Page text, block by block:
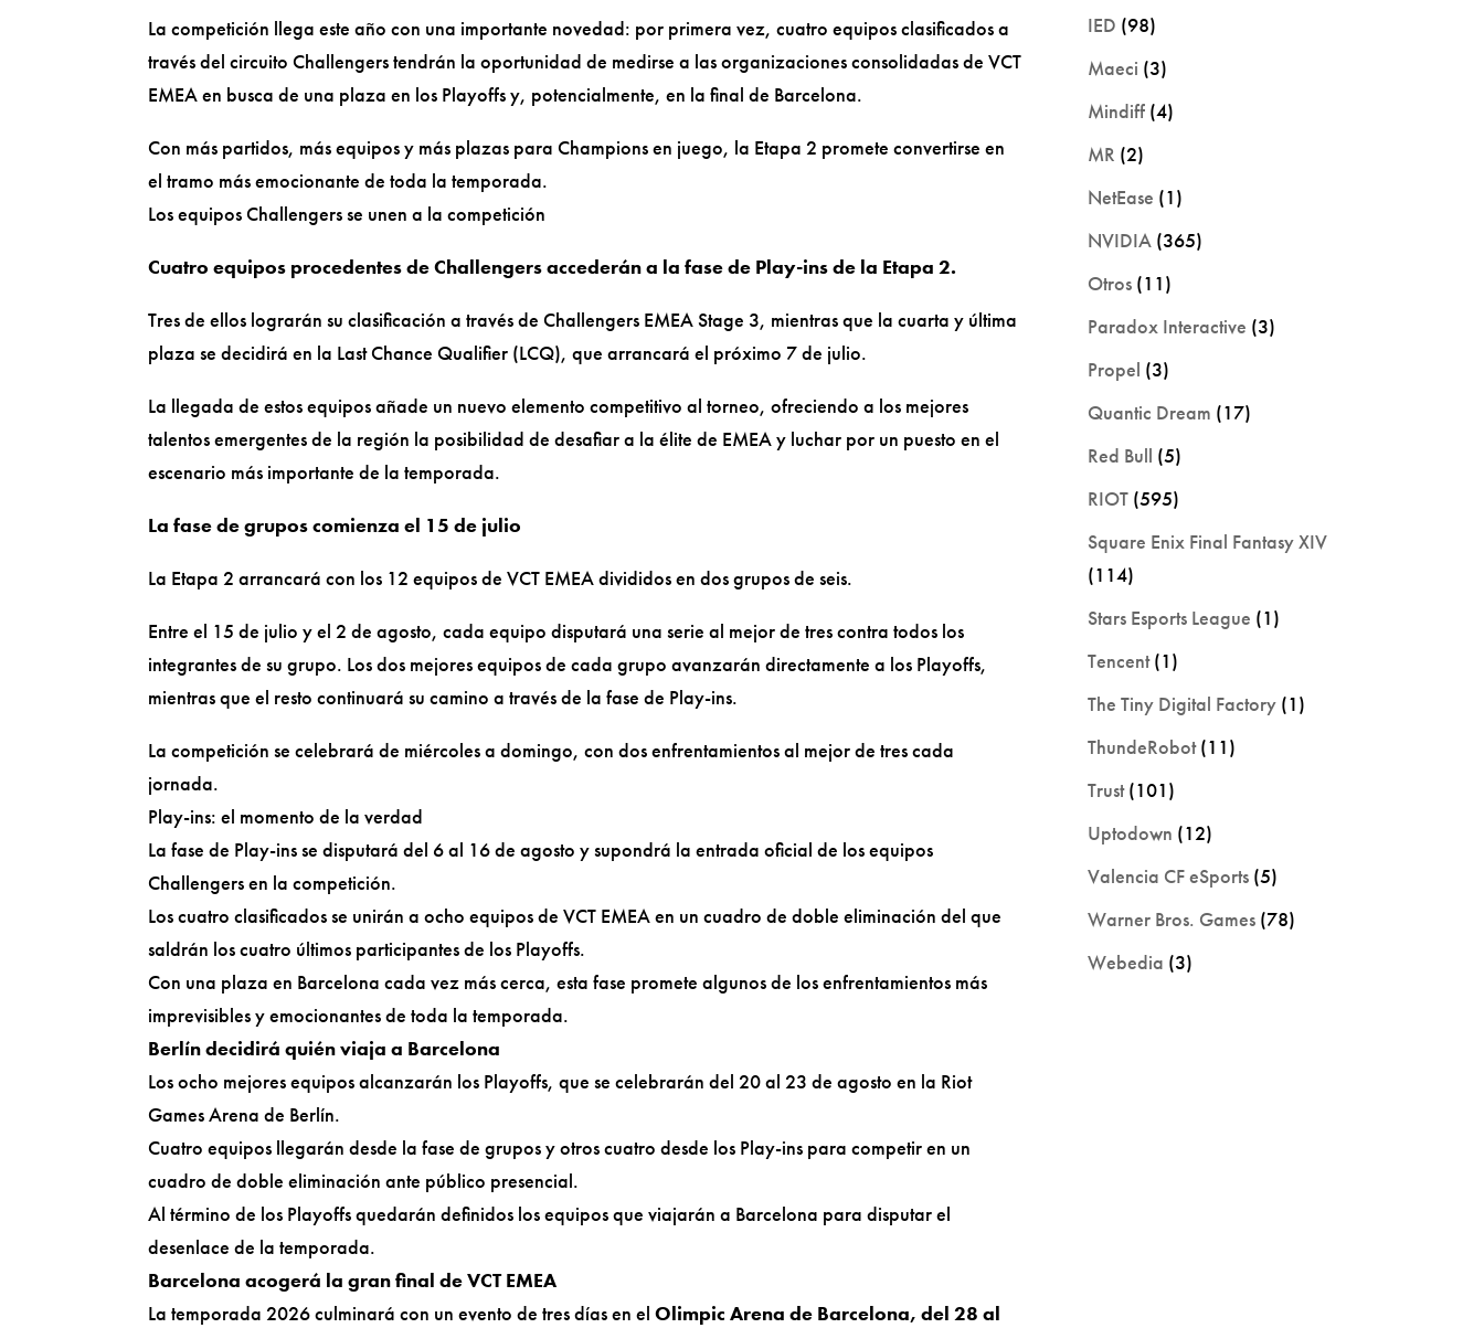
La competición llega este año con una importante novedad: por primera vez, cuatro equipos clasificados a
través del circuito Challengers tendrán la oportunidad de medirse a las organizaciones consolidadas de VCT
EMEA en busca de una plaza en los Playoffs y, potencialmente, en la final de Barcelona.
Con más partidos, más equipos y más plazas para Champions en juego, la Etapa 2 promete convertirse en
el tramo más emocionante de toda la temporada.
Los equipos Challengers se unen a la competición
Cuatro equipos procedentes de Challengers accederán a la fase de Play-ins de la Etapa 2.
Tres de ellos lograrán su clasificación a través de Challengers EMEA Stage 3, mientras que la cuarta y última
plaza se decidirá en la Last Chance Qualifier (LCQ), que arrancará el próximo 7 de julio.
La llegada de estos equipos añade un nuevo elemento competitivo al torneo, ofreciendo a los mejores
talentos emergentes de la región la posibilidad de desafiar a la élite de EMEA y luchar por un puesto en el
escenario más importante de la temporada.
La fase de grupos comienza el 15 de julio
La Etapa 2 arrancará con los 12 equipos de VCT EMEA divididos en dos grupos de seis.
Entre el 15 de julio y el 2 de agosto, cada equipo disputará una serie al mejor de tres contra todos los
integrantes de su grupo. Los dos mejores equipos de cada grupo avanzarán directamente a los Playoffs,
mientras que el resto continuará su camino a través de la fase de Play-ins.
La competición se celebrará de miércoles a domingo, con dos enfrentamientos al mejor de tres cada
jornada.
Play-ins: el momento de la verdad
La fase de Play-ins se disputará del 6 al 16 de agosto y supondrá la entrada oficial de los equipos
Challengers en la competición.
Los cuatro clasificados se unirán a ocho equipos de VCT EMEA en un cuadro de doble eliminación del que
saldrán los cuatro últimos participantes de los Playoffs.
Con una plaza en Barcelona cada vez más cerca, esta fase promete algunos de los enfrentamientos más
imprevisibles y emocionantes de toda la temporada.
Berlín decidirá quién viaja a Barcelona
Los ocho mejores equipos alcanzarán los Playoffs, que se celebrarán del 20 al 23 de agosto en la Riot
Games Arena de Berlín.
Cuatro equipos llegarán desde la fase de grupos y otros cuatro desde los Play-ins para competir en un
cuadro de doble eliminación ante público presencial.
Al término de los Playoffs quedarán definidos los equipos que viajarán a Barcelona para disputar el
desenlace de la temporada.
Barcelona acogerá la gran final de VCT EMEA
La temporada 2026 culminará con un evento de tres días en elOlimpic Arena de Barcelona, del 28 al
IED (98)
Maeci (3)
Mindiff (4)
MR (2)
NetEase (1)
NVIDIA (365)
Otros (11)
Paradox Interactive (3)
Propel (3)
Quantic Dream (17)
Red Bull (5)
RIOT (595)
Square Enix Final Fantasy XIV
(114)
Stars Esports League (1)
Tencent(1)
The Tiny Digital Factory (1)
ThundeRobot(11)
Trust(101)
Uptodown (12)
Valencia CF eSports (5)
Warner Bros. Games (78)
Webedia (3)